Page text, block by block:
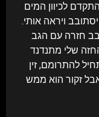
לכיוון המים
ויראה אותי.
חזרה עם הגב
שלי מתנדנד
להתרומם, זין
זקור הוא ממש